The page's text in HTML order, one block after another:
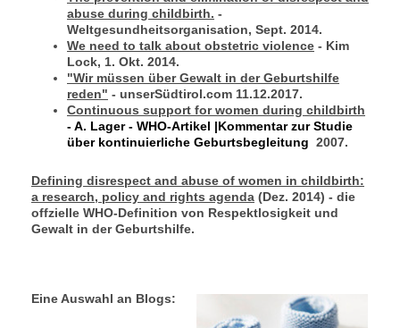
abuse during childbirth. -
Weltgesundheitsorganisation, Sept. 2014.
We need to talk about obstetric violence - Kim
Lock, 1. Okt. 2014.
"Wir müssen über Gewalt in der Geburtshilfe
reden" - unserSüdtirol.com 11.12.2017.
Continuous support for women during childbirth
- A. Lager - WHO-Artikel |Kommentar zur Studie
über kontinuierliche Geburtsbegleitung 2007.
Defining disrespect and abuse of women in childbirth:
a research, policy and rights agenda (Dez. 2014) - die
offzielle WHO-Definition von Respektlosigkeit und
Gewalt in der Geburtshilfe.
Eine Auswahl an Blogs: